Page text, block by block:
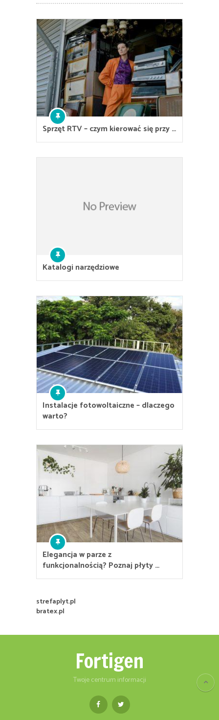
Sprzęt RTV – czym kierować się przy …
Katalogi narzędziowe
Instalacje fotowoltaiczne – dlaczego
warto?
Elegancja w parze z
funkcjonalnością? Poznaj płyty …
strefaplyt.pl
bratex.pl
Fortigen
Twoje centrum informacji